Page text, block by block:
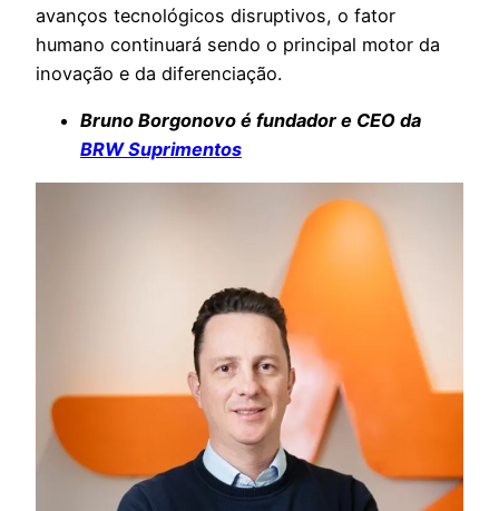
avanços tecnológicos disruptivos, o fator
humano continuará sendo o principal motor da
inovação e da diferenciação.
Bruno Borgonovo é fundador e CEO da
BRW Suprimentos